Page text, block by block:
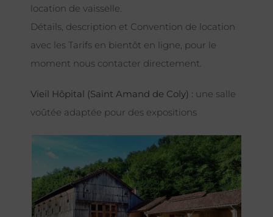
location de vaisselle.
Détails, description et Convention de location
avec les Tarifs en bientôt en ligne, pour le
moment nous contacter directement.
Vieil Hôpital (Saint Amand de Coly) : une salle
voûtée adaptée pour des expositions